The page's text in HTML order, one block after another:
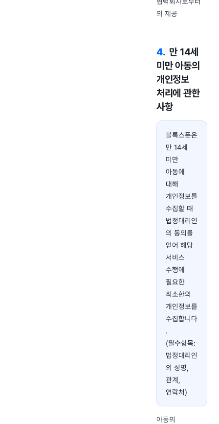
의 제공
4. 만 14세
미만 아동의
개인정보
처리에 관한
사항
블록스푼은
만 14세
미만
아동에
대해
개인정보를
수집할 때
법정대리인
의 동의를
얻어 해당
서비스
수행에
필요한
최소한의
개인정보를
수집합니다
.
(필수항목:
법정대리인
의 성명,
관계,
연락처)
아동의